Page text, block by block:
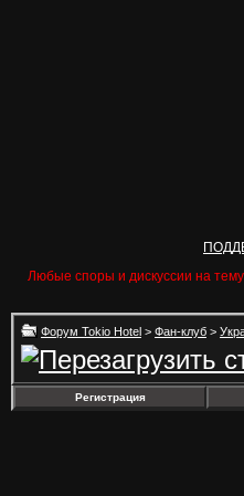
Любые споры и дискуссии на
Форум Tokio Hotel > Фан-клуб >
Регистрация